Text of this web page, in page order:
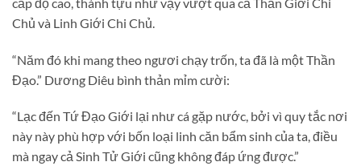
Chủ và Linh Giới Chi Chủ.
“Năm đó khi mang theo ngươi chạy trốn, ta đã là một Thần
Đạo.” Dương Diêu bình thản mỉm cười:
“Lạc đến Tứ Đạo Giới lại như cá gặp nước, bởi vì quy tắc nơi
này này phù hợp với bốn loại linh căn bẩm sinh của ta, điều
mà ngay cả Sinh Tử Giới cũng không đáp ứng được.”